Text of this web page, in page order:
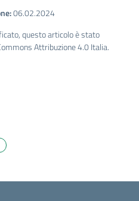
06.02.2024
questo articolo è stato
Attribuzione 4.0 Italia.